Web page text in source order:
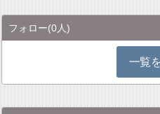
フォロー(0人)
一覧